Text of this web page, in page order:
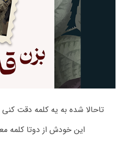
تاحالا شده به یه کلمه دقت
این خودش از دوتا کلمه